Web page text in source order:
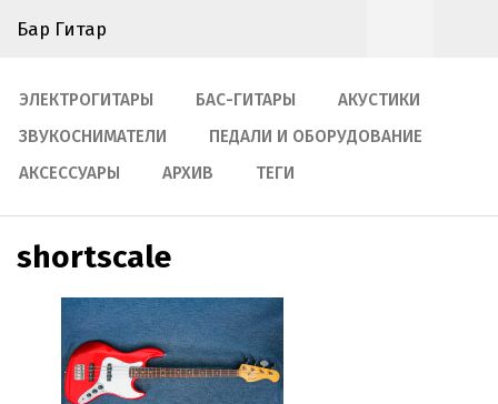
Бар Гитар
ЭЛЕКТРОГИТАРЫ БАС-ГИТАРЫ
АКУСТИКИ
ЗВУКОСНИМАТЕЛИ
ПЕДАЛИ И ОБОРУДОВАНИЕ
АКСЕССУАРЫ
АРХИВ ТЕГИ
shortscale